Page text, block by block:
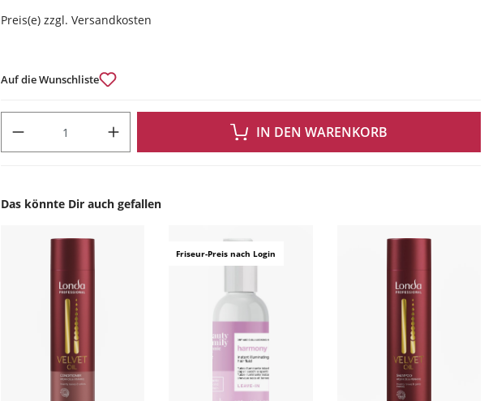
Preis(e) zzgl. Versandkosten
Auf die Wunschliste
IN DEN WARENKORB
Das könnte Dir auch gefallen
Friseur-Preis nach Login